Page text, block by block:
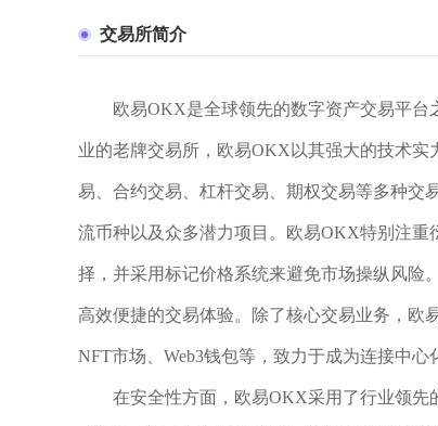
交易所简介
欧易OKX是全球领先的数字资产交易平台
业的老牌交易所，欧易OKX以其强大的技术实
易、合约交易、杠杆交易、期权交易等多种交
流币种以及众多潜力项目。欧易OKX特别注
择，并采用标记价格系统来避免市场操纵风险
高效便捷的交易体验。除了核心交易业务，欧
NFT市场、Web3钱包等，致力于成为连接中心
在安全性方面，欧易OKX采用了行业领先